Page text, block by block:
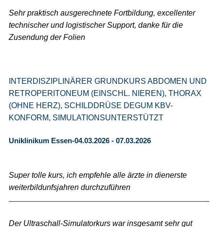
Sehr praktisch ausgerechnete Fortbildung, excellenter
technischer und logistischer Support, danke für die
Zusendung der Folien
INTERDISZIPLINÄRER GRUNDKURS ABDOMEN UND
RETROPERITONEUM (EINSCHL. NIEREN), THORAX
(OHNE HERZ), SCHILDDRÜSE DEGUM KBV-
KONFORM, SIMULATIONSUNTERSTÜTZT
Uniklinikum Essen-04.03.2026 - 07.03.2026
Super tolle kurs, ich empfehle alle ärzte in dienerste
weiterbildunfsjahren durchzuführen
Der Ultraschall-Simulatorkurs war insgesamt sehr gut